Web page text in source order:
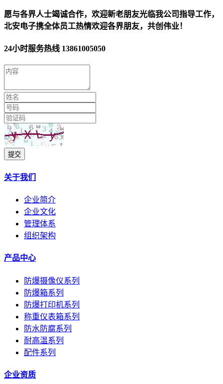
愿与各界人士竭诚合作，欢迎新老朋友光临我公司指导工作，
北安电子携全体员工热情欢迎各界朋友，共创伟业！
24小时服务热线 13861005050
提交
关于我们
企业简介
企业文化
管理体系
组织架构
产品中心
防爆摄像仪系列
防爆箱系列
防爆打印机系列
称重仪表箱系列
防水防腐系列
耐高温系列
配件系列
企业资质